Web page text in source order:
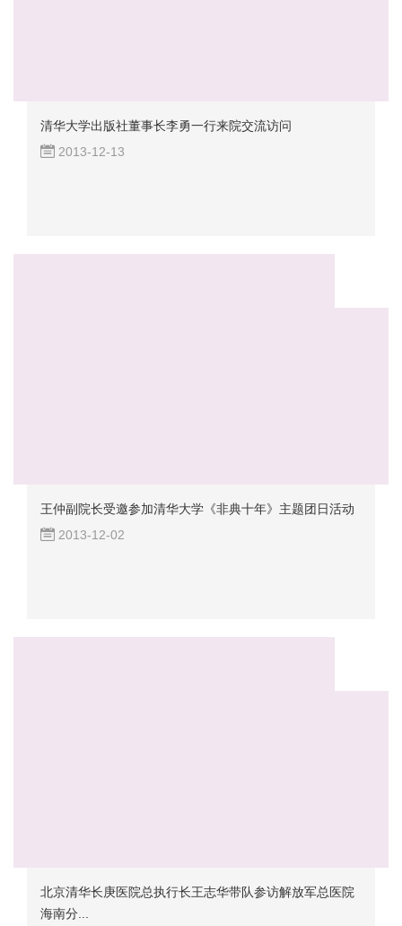
清华大学出版社董事长李勇一行来院交流访问
2013-12-13
王仲副院长受邀参加清华大学《非典十年》主题团日活动
2013-12-02
北京清华长庚医院总执行长王志华带队参访解放军总医院
海南分...